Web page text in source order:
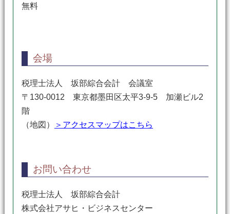
無料
会場
税理士法人 坂部綜合会計 会議室
〒130-0012 東京都墨田区太平3-9-5 加瀬ビル2
階
（地図）
＞アクセスマップはこちら
お問い合わせ
税理士法人 坂部綜合会計
株式会社アサヒ・ビジネスセンター